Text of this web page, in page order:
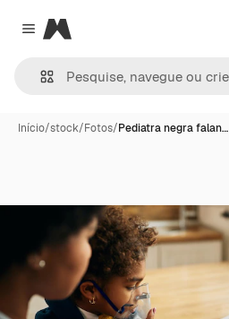
Close menu
Magnific
Início/stock/Fotos/Pediatra negra falan…